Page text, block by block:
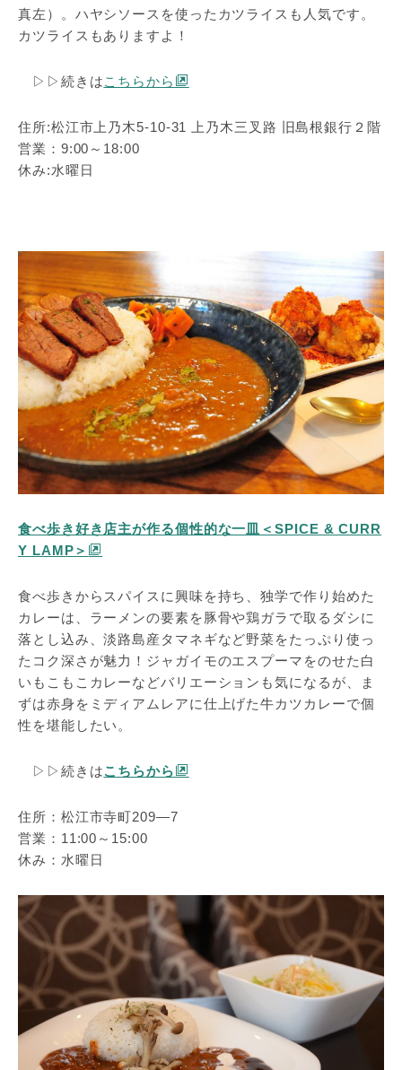
真左）。ハヤシソースを使ったカツライスも人気です。
カツライスもありますよ！
▷▷続きはこちらから
住所:松江市上乃木5-10-31 上乃木三叉路 旧島根銀行２階
営業：9:00～18:00
休み:水曜日
食べ歩き好き店主が作る個性的な一皿＜SPICE & CURR
Y LAMP＞
食べ歩きからスパイスに興味を持ち、独学で作り始めた
カレーは、ラーメンの要素を豚骨や鶏ガラで取るダシに
落とし込み、淡路島産タマネギなど野菜をたっぷり使っ
たコク深さが魅力！ジャガイモのエスプーマをのせた白
いもこもこカレーなどバリエーションも気になるが、ま
ずは赤身をミディアムレアに仕上げた牛カツカレーで個
性を堪能したい。
▷▷続きはこちらから
住所：松江市寺町209―7
営業：11:00～15:00
休み：水曜日